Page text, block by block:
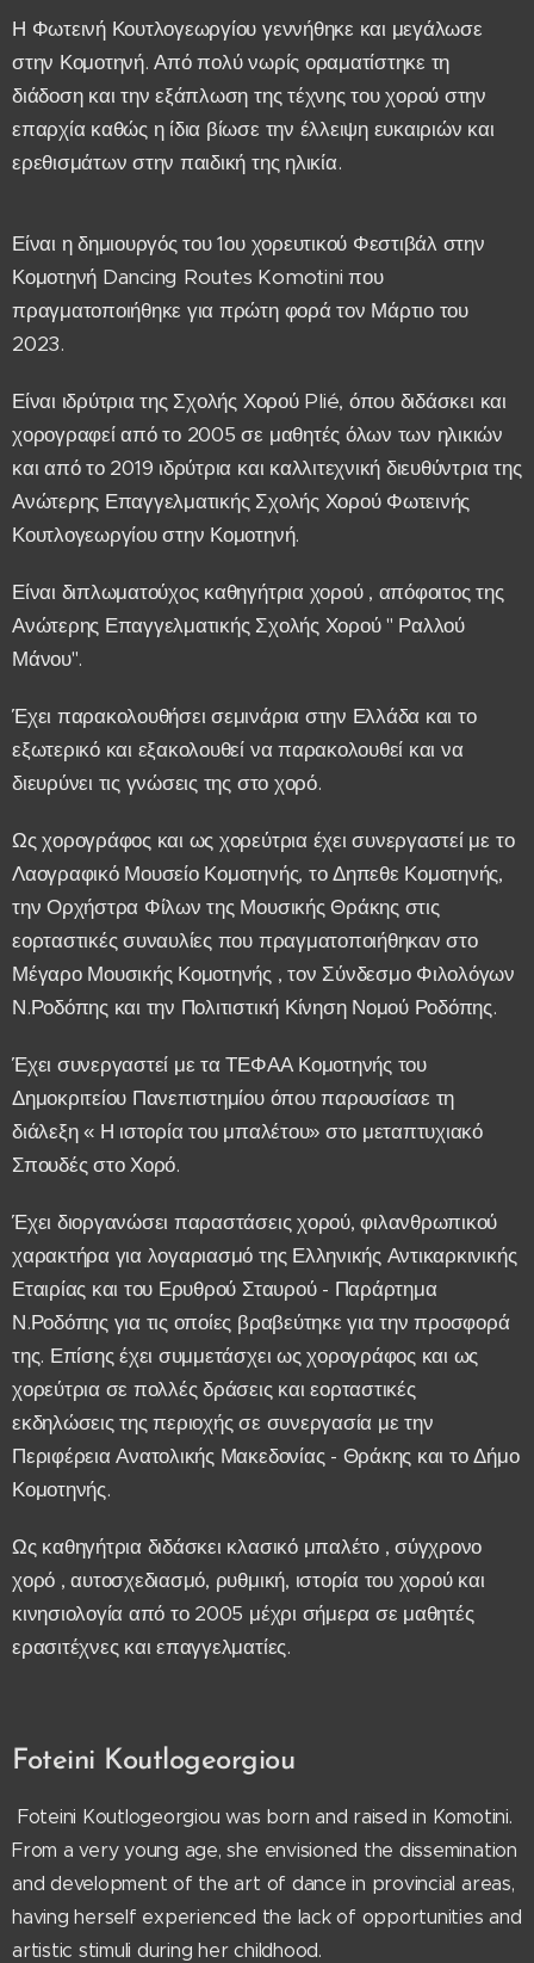
Η Φωτεινή Κουτλογεωργίου γεννήθηκε και μεγάλωσε
στην Κομοτηνή. Από πολύ νωρίς οραματίστηκε τη
διάδοση και την εξάπλωση της τέχνης του χορού στην
επαρχία καθώς η ίδια βίωσε την έλλειψη ευκαιριών και
ερεθισμάτων στην παιδική της ηλικία.
Είναι η δημιουργός του 1ου χορευτικού Φεστιβάλ στην
Κομοτηνή Dancing Routes Komotini που
πραγματοποιήθηκε για πρώτη φορά τον Μάρτιο του
2023.
Είναι ιδρύτρια της Σχολής Χορού Plié, όπου διδάσκει και
χορογραφεί από το 2005 σε μαθητές όλων των ηλικιών
και από το 2019 ιδρύτρια και καλλιτεχνική διευθύντρια της
Ανώτερης Επαγγελματικής Σχολής Χορού Φωτεινής
Κουτλογεωργίου στην Κομοτηνή.
Είναι διπλωματούχος καθηγήτρια χορού , απόφοιτος της
Ανώτερης Επαγγελματικής Σχολής Χορού '' Ραλλού
Μάνου''.
Έχει παρακολουθήσει σεμινάρια στην Ελλάδα και το
εξωτερικό και εξακολουθεί να παρακολουθεί και να
διευρύνει τις γνώσεις της στο χορό.
Ως χορογράφος και ως χορεύτρια έχει συνεργαστεί με το
Λαογραφικό Μουσείο Κομοτηνής, το Δηπεθε Κομοτηνής,
την Ορχήστρα Φίλων της Μουσικής Θράκης στις
εορταστικές συναυλίες που πραγματοποιήθηκαν στο
Μέγαρο Μουσικής Κομοτηνής , τον Σύνδεσμο Φιλολόγων
Ν.Ροδόπης και την Πολιτιστική Κίνηση Νομού Ροδόπης.
Έχει συνεργαστεί με τα ΤΕΦΑΑ Κομοτηνής του
Δημοκριτείου Πανεπιστημίου όπου παρουσίασε τη
διάλεξη « Η ιστορία του μπαλέτου» στο μεταπτυχιακό
Σπουδές στο Χορό.
Έχει διοργανώσει παραστάσεις χορού, φιλανθρωπικού
χαρακτήρα για λογαριασμό της Ελληνικής Αντικαρκινικής
Εταιρίας και του Ερυθρού Σταυρού - Παράρτημα
Ν.Ροδόπης για τις οποίες βραβεύτηκε για την προσφορά
της. Επίσης έχει συμμετάσχει ως χορογράφος και ως
χορεύτρια σε πολλές δράσεις και εορταστικές
εκδηλώσεις της περιοχής σε συνεργασία με την
Περιφέρεια Ανατολικής Μακεδονίας - Θράκης και το Δήμο
Κομοτηνής.
Ως καθηγήτρια διδάσκει κλασικό μπαλέτο , σύγχρονο
χορό , αυτοσχεδιασμό, ρυθμική, ιστορία του χορού και
κινησιολογία από το 2005 μέχρι σήμερα σε μαθητές
ερασιτέχνες και επαγγελματίες.
Foteini Koutlogeorgiou
Foteini Koutlogeorgiou was born and raised in Komotini.
From a very young age, she envisioned the dissemination
and development of the art of dance in provincial areas,
having herself experienced the lack of opportunities and
artistic stimuli during her childhood.